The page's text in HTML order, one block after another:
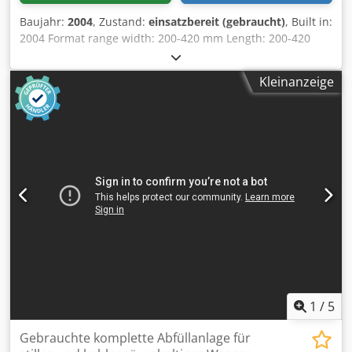
Baujahr: 2004, Zustand: einsatzbereit (gebraucht), Built in:
2004 Format range width: 200-420 mm Length: 200-420
mm Height: 30-400 mm Speed: bundles/min 25 Pakete/min
Cedpfx Aed N S Adjmrjrf Width of film: max 550 mm Film
thickness: 12-80 mµ Diameter of film reel: max 350 mm
Kleinanzeige
1 / 5
Gebrauchte komplette Abfüllanlage für